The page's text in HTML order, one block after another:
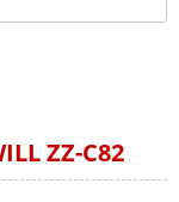
ZZ-C82